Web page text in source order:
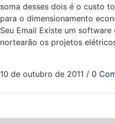
soma desses dois é o custo
para o dimensionamento
Seu Email Existe um
nortearão os projetos
10 de outubro de 2011 / 0